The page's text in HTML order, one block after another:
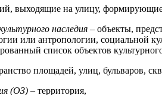
выходящие на улицу, формирующие
наследия – объекты,
или антропологии, социальной
список объектов
площадей, улиц, бульваров,
(ОЗ) – территория,